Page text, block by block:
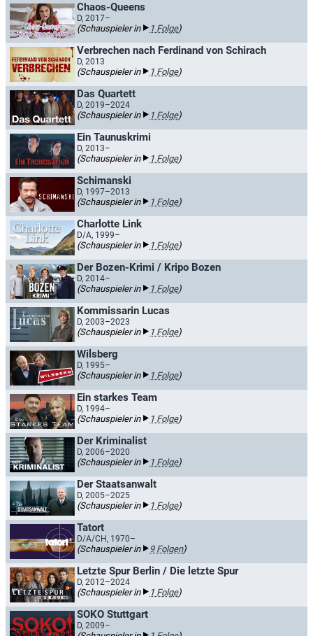
Chaos-Queens
D, 2017–
(Schauspieler in 1 Folge)
Verbrechen nach Ferdinand von Schirach
D, 2013
(Schauspieler in 1 Folge)
Das Quartett
D, 2019–2024
(Schauspieler in 1 Folge)
Ein Taunuskrimi
D, 2013–
(Schauspieler in 1 Folge)
Schimanski
D, 1997–2013
(Schauspieler in 1 Folge)
Charlotte Link
D/A, 1999–
(Schauspieler in 1 Folge)
Der Bozen-Krimi / Kripo Bozen
D, 2014–
(Schauspieler in 1 Folge)
Kommissarin Lucas
D, 2003–2023
(Schauspieler in 1 Folge)
Wilsberg
D, 1995–
(Schauspieler in 1 Folge)
Ein starkes Team
D, 1994–
(Schauspieler in 1 Folge)
Der Kriminalist
D, 2006–2020
(Schauspieler in 1 Folge)
Der Staatsanwalt
D, 2005–2025
(Schauspieler in 1 Folge)
Tatort
D/A/CH, 1970–
(Schauspieler in 9 Folgen)
Letzte Spur Berlin / Die letzte Spur
D, 2012–2024
(Schauspieler in 1 Folge)
SOKO Stuttgart
D, 2009–